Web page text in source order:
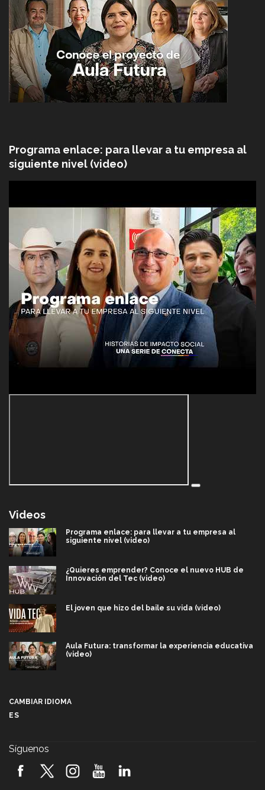
Programa enlace: para llevar a tu empresa al
siguiente nivel (video)
Videos
Programa enlace: para llevar a tu empresa al
siguiente nivel (video)
¿Quieres emprender? Conoce el nuevo HUB de
Innovación del Tec (video)
El joven que hizo del baile su vida (video)
Aula Futura: transformar la experiencia educativa
(video)
2026! (video)
CAMBIAR IDIOMA
ES
Síguenos